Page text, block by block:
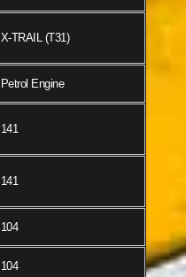
X-TRAIL (T31)
Petrol Engine
141
141
104
104